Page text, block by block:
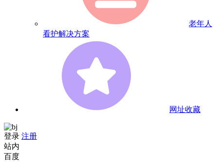
老年人
看护解决方案
网址收藏
登录 注册
站内
百度